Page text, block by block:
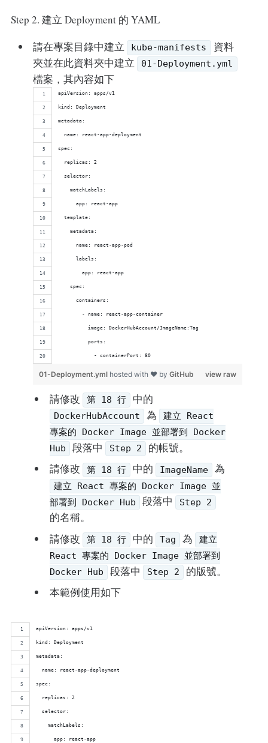
Step 2. 建立 Deployment 的 YAML
請在專案目錄中建立
kube-manifests
資料
夾並在此資料夾中建立
01-Deployment.yml
檔案，其內容如下
apiVersion: apps/v1
kind: Deployment
metadata:
  name: react-app-deployment
spec:
  replicas: 2
  selector:
    matchLabels:
      app: react-app
  template:
    metadata:
      name: react-app-pod
      labels:
        app: react-app
    spec:
      containers:
        - name: react-app-container
          image: DockerHubAccount/ImageName:Tag
          ports:
            - containerPort: 80
view raw
01-Deployment.yml hosted with ❤ byGitHub
請修改 第 18 行 中的
DockerHubAccount 為
建立 React
專案的 Docker Image 並部署到 Docker
Hub
段落中 Step 2
的帳號。
請修改
第 18 行 中的 ImageName 為
建立 React 專案的 Docker Image 並
部署到 Docker Hub
段落中 Step 2
的名稱。
請修改
第 18 行 中的 Tag 為
建立
React 專案的 Docker Image 並部署到
Docker Hub
段落中 Step 2
的版號。
本範例使用如下
apiVersion: apps/v1
kind: Deployment
metadata:
  name: react-app-deployment
spec:
  replicas: 2
  selector:
    matchLabels:
      app: react-app